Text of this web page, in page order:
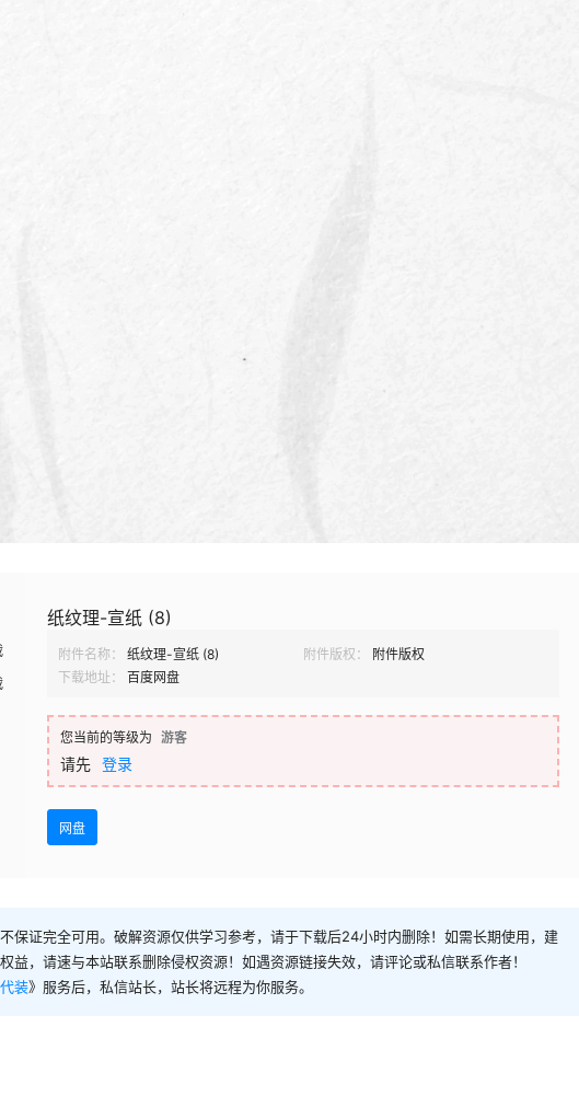
纸纹理-宣纸 (8)
附件名称： 纸纹理-宣纸 (8) 附件版权：
附件版权
下载地址：
百度网盘
您当前的等级为 游客
请先 登录
网盘
保证完全可用。破解资源仅供学习参考，请于下载后24小时内删除！如需长期使用，建
益，请速与本站联系删除侵权资源！如遇资源链接失效，请评论或私信联系作者！
装》服务后，私信站长，站长将远程为你服务。